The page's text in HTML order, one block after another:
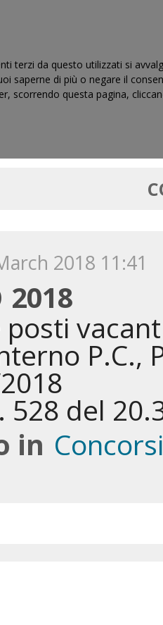
2018 11:41
2018
P.C.,
528 del
in Concorsi
terzi da questo utilizzati si
saperne di più o negare il
scorrendo questa pagina,